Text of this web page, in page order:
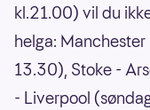
kl.21.00) vil du
helga:
13.30), Stoke -
- Liverpool